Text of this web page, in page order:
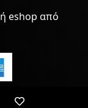
eshop από